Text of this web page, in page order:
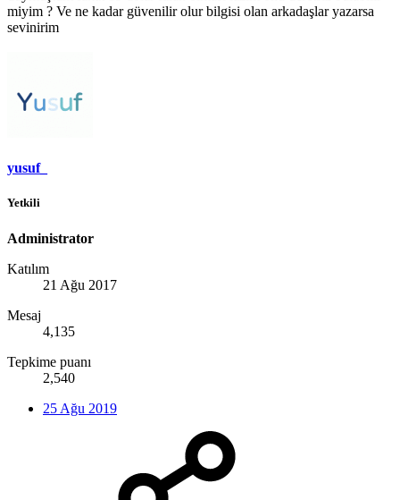
miyim ? Ve ne kadar güvenilir olur bilgisi olan arkadaşlar yazarsa
sevinirim
yusuf_
Yetkili
Administrator
Katılım
21 Ağu 2017
Mesaj
4,135
Tepkime puanı
2,540
25 Ağu 2019